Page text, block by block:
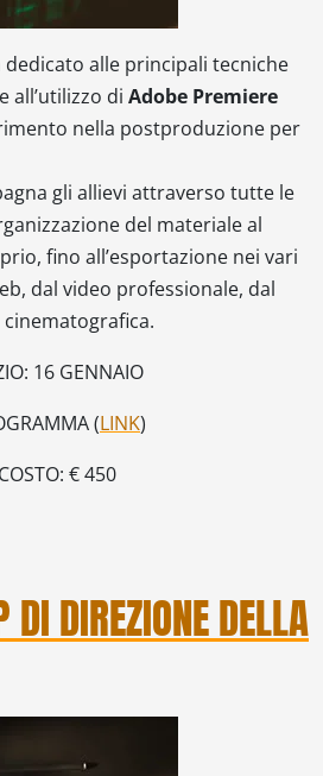
dedicato alle principali tecniche
all’utilizzo di Adobe Premiere
nella postproduzione per
gli allievi attraverso tutte le
del materiale al
fino all’esportazione nei vari
dal video professionale, dal
16 GENNAIO
(LINK)
COSTO: € 450
DI DIREZIONE DELLA